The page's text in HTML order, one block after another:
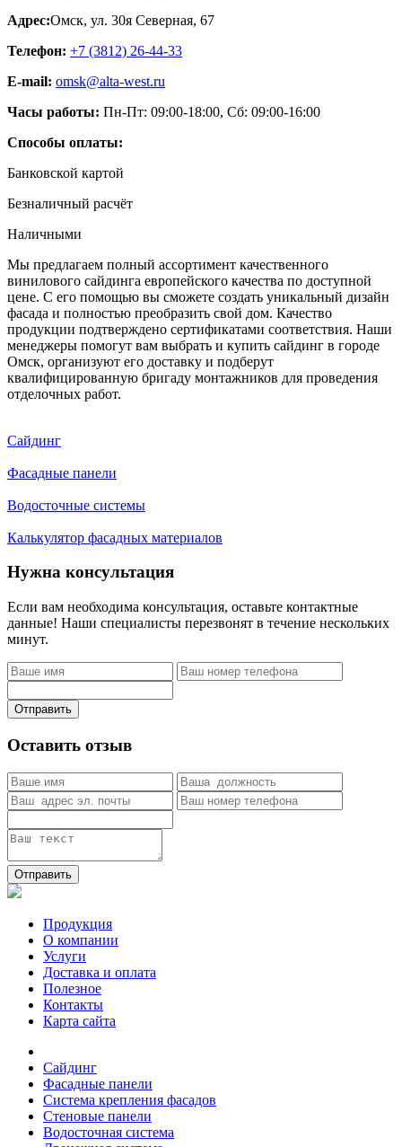
Адрес:Омск, ул. 30я Северная, 67
Телефон: +7 (3812) 26‑44-33
E-mail: omsk@alta-west.ru
Часы работы: Пн-Пт: 09:00-18:00, Сб: 09:00-16:00
Способы оплаты:
Банковской картой
Безналичный расчёт
Наличными
Мы предлагаем полный ассортимент качественного
винилового сайдинга европейского качества по доступной
цене. С его помощью вы сможете создать уникальный дизайн
фасада и полностью преобразить свой дом. Качество
продукции подтверждено сертификатами соответствия. Наши
менеджеры помогут вам выбрать и купить сайдинг в городе
Омск, организуют его доставку и подберут
квалифицированную бригаду монтажников для проведения
отделочных работ.
Сайдинг
Фасадные панели
Водосточные системы
Калькулятор фасадных материалов
Нужна консультация
Если вам необходима консультация, оставьте контактные
данные! Наши специалисты перезвонят в течение нескольких
минут.
Отправить
Оставить отзыв
Отправить
Продукция
О компании
Услуги
Доставка и оплата
Полезное
Контакты
Карта сайта
Сайдинг
Фасадные панели
Система крепления фасадов
Стеновые панели
Водосточная система